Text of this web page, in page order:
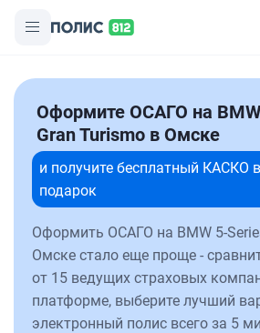
Оформите ОСАГО на
Gran Turismo в Омске
и получите бесплатный КАСКО в
подарок
Оформить ОСАГО на BMW 5-
Омске стало еще проще -
от 15 ведущих страховых
платформе, выберите лучший
электронный полис всего за 5